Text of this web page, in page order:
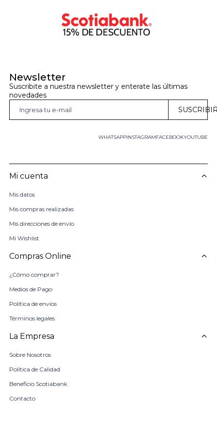
Newsletter
Suscribite a nuestra newsletter y enterate las últimas
novedades
WHATSAPP FACEBOOKYOUTUBE
INSTAGRAM
Mi cuenta
Mis datos
Mis compras realizadas
Mis direcciones de envío
Mi Wishlist
Compras Online
¿Cómo comprar?
Medios de Pago
Política de envíos
Términos legales
La Empresa
Sobre Nosotros
Política de Calidad
Beneficio Scotiabank
Contacto